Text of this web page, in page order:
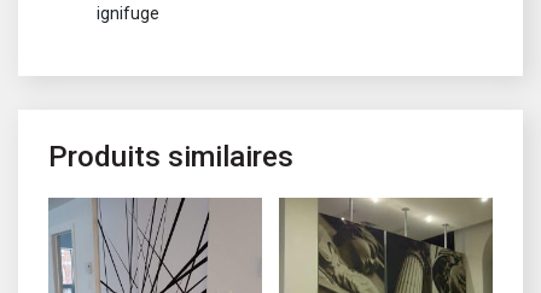
ignifuge
Produits similaires
Ce produit a plusieurs variations. Les options peuvent être
Ce produit a plusieurs variations.